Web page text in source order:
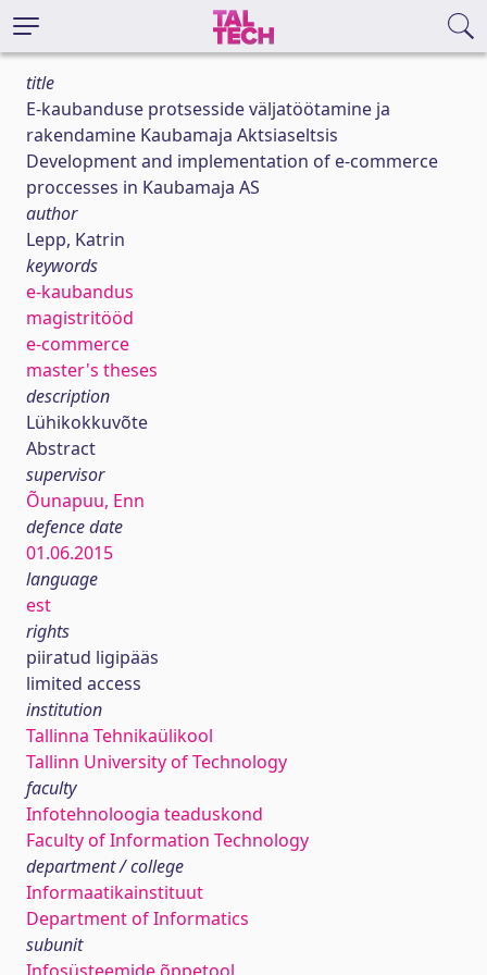
title
E-kaubanduse protsesside väljatöötamine ja
rakendamine Kaubamaja Aktsiaseltsis
Development and implementation of e-commerce
proccesses in Kaubamaja AS
author
Lepp, Katrin
keywords
e-kaubandus
magistritööd
e-commerce
master's theses
description
Lühikokkuvõte
Abstract
supervisor
Õunapuu, Enn
defence date
01.06.2015
language
est
rights
piiratud ligipääs
limited access
institution
Tallinna Tehnikaülikool
Tallinn University of Technology
faculty
Infotehnoloogia teaduskond
Faculty of Information Technology
department / college
Informaatikainstituut
Department of Informatics
subunit